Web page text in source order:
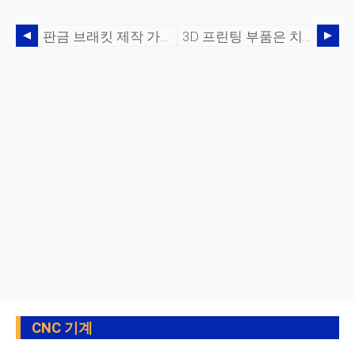
판금 브래킷 제작 가이드 3D 프린팅 부품은 치수적으로 얼마나 정확합니까?
CNC 기계